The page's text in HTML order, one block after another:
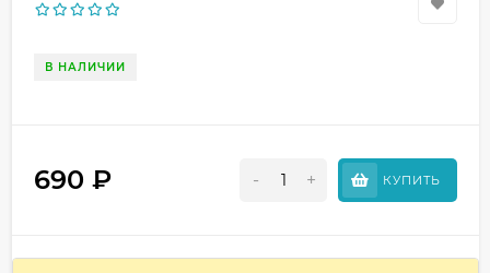
В НАЛИЧИИ
690 ₽ - + КУПИТЬ